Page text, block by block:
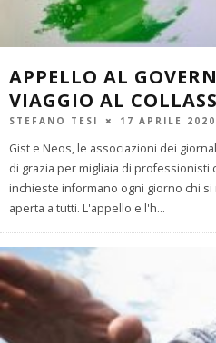
APPELLO AL
VIAGGIO AL
STEFANO TESI 17 APRILE 2020
Gist e Neos, le associazioni dei
di grazia per migliaia di professionisti
inchieste informano ogni giorno chi
aperta a tutti. L'appello e l'h...